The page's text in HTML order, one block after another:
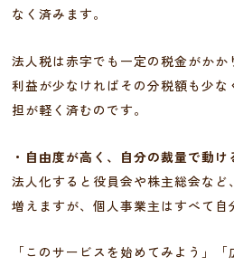
なく済みます。
法人税は赤字でも一定の税金がかか
利益が少なければその分税額も少な
担が軽く済むのです。
・自由度が高く、自分の裁量で動け
法人化すると役員会や株主総会な
増えますが、個人事業主はすべて自
「このサービスを始めてみよう」